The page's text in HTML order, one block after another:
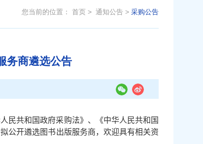
您当前的位置： 首页 > 通知公告 > 采购公告
务商遴选公告
民共和国政府采购法》、《中华人民共和国
公开遴选图书出版服务商，欢迎具有相关资